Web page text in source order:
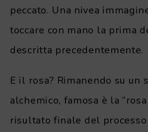
peccato. Una nivea
toccare con mano la prima
descritta precedentemente.
E il rosa? Rimanendo su un
alchemico, famosa è la
risultato finale del processo